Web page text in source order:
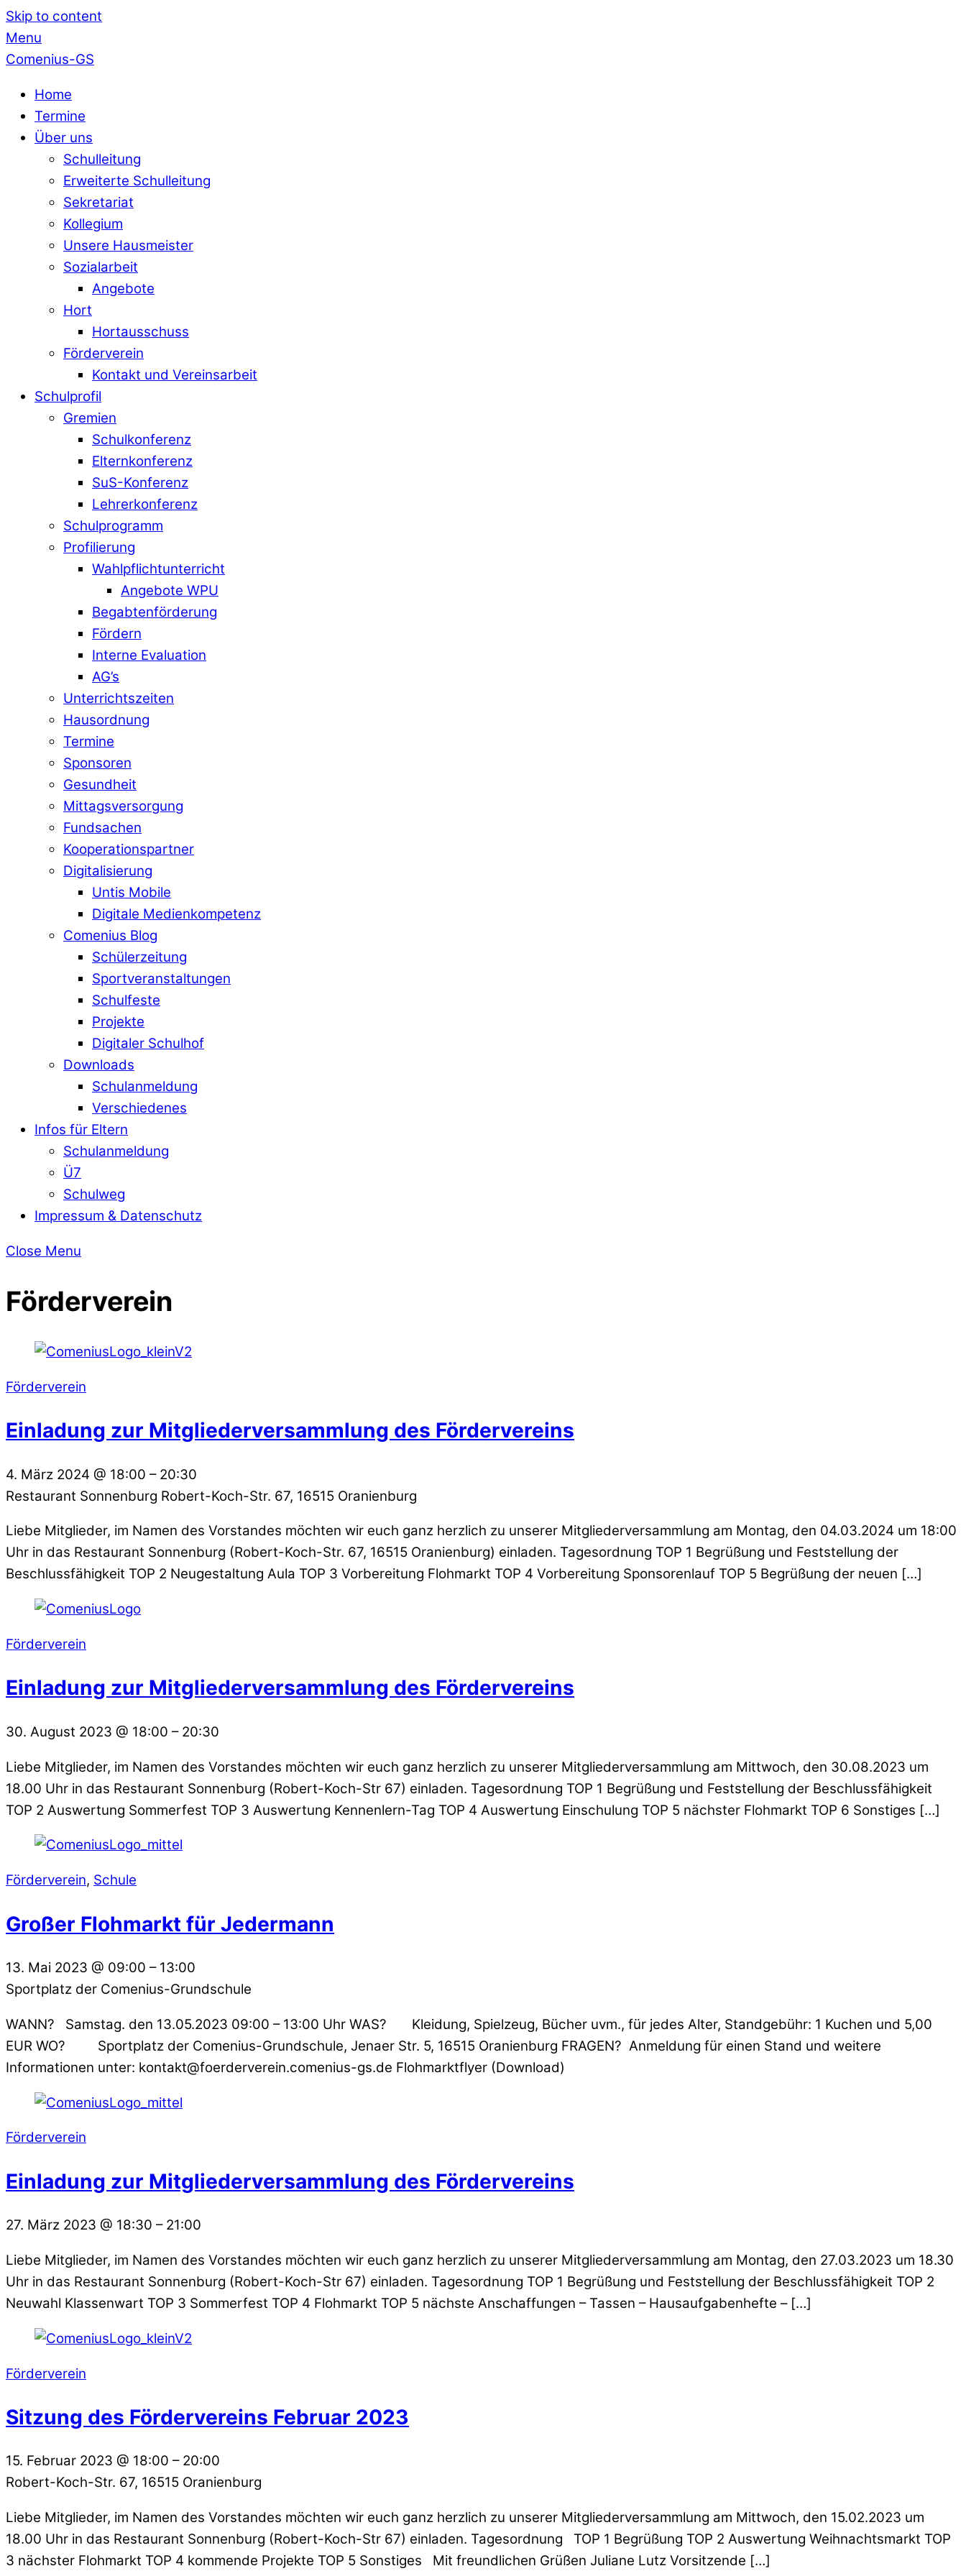
Skip to content
Menu
Comenius-GS
Home
Termine
Über uns
Schulleitung
Erweiterte Schulleitung
Sekretariat
Kollegium
Unsere Hausmeister
Sozialarbeit
Angebote
Hort
Hortausschuss
Förderverein
Kontakt und Vereinsarbeit
Schulprofil
Gremien
Schulkonferenz
Elternkonferenz
SuS-Konferenz
Lehrerkonferenz
Schulprogramm
Profilierung
Wahlpflichtunterricht
Angebote WPU
Begabtenförderung
Fördern
Interne Evaluation
AG’s
Unterrichtszeiten
Hausordnung
Termine
Sponsoren
Gesundheit
Mittagsversorgung
Fundsachen
Kooperationspartner
Digitalisierung
Untis Mobile
Digitale Medienkompetenz
Comenius Blog
Schülerzeitung
Sportveranstaltungen
Schulfeste
Projekte
Digitaler Schulhof
Downloads
Schulanmeldung
Verschiedenes
Infos für Eltern
Schulanmeldung
Ü7
Schulweg
Impressum & Datenschutz
Close Menu
Förderverein
Förderverein
Einladung zur Mitgliederversammlung des Fördervereins
4. März 2024 @ 18:00 – 20:30
Restaurant Sonnenburg Robert-Koch-Str. 67, 16515 Oranienburg
Liebe Mitglieder, im Namen des Vorstandes möchten wir euch ganz herzlich zu unserer Mitgliederversammlung am Montag, den 04.03.2024 um 18:00
Uhr in das Restaurant Sonnenburg (Robert-Koch-Str. 67, 16515 Oranienburg) einladen. Tagesordnung TOP 1 Begrüßung und Feststellung der
Beschlussfähigkeit TOP 2 Neugestaltung Aula TOP 3 Vorbereitung Flohmarkt TOP 4 Vorbereitung Sponsorenlauf TOP 5 Begrüßung der neuen […]
Förderverein
Einladung zur Mitgliederversammlung des Fördervereins
30. August 2023 @ 18:00 – 20:30
Liebe Mitglieder, im Namen des Vorstandes möchten wir euch ganz herzlich zu unserer Mitgliederversammlung am Mittwoch, den 30.08.2023 um
18.00 Uhr in das Restaurant Sonnenburg (Robert-Koch-Str 67) einladen. Tagesordnung TOP 1 Begrüßung und Feststellung der Beschlussfähigkeit
TOP 2 Auswertung Sommerfest TOP 3 Auswertung Kennenlern-Tag TOP 4 Auswertung Einschulung TOP 5 nächster Flohmarkt TOP 6 Sonstiges […]
Förderverein, Schule
Großer Flohmarkt für Jedermann
13. Mai 2023 @ 09:00 – 13:00
Sportplatz der Comenius-Grundschule
WANN? Samstag. den 13.05.2023 09:00 – 13:00 Uhr WAS? Kleidung, Spielzeug, Bücher uvm., für jedes Alter, Standgebühr: 1 Kuchen und 5,00
EUR WO? Sportplatz der Comenius-Grundschule, Jenaer Str. 5, 16515 Oranienburg FRAGEN? Anmeldung für einen Stand und weitere
Informationen unter: kontakt@foerderverein.comenius-gs.de Flohmarktflyer (Download)
Förderverein
Einladung zur Mitgliederversammlung des Fördervereins
27. März 2023 @ 18:30 – 21:00
Liebe Mitglieder, im Namen des Vorstandes möchten wir euch ganz herzlich zu unserer Mitgliederversammlung am Montag, den 27.03.2023 um 18.30
Uhr in das Restaurant Sonnenburg (Robert-Koch-Str 67) einladen. Tagesordnung TOP 1 Begrüßung und Feststellung der Beschlussfähigkeit TOP 2
Neuwahl Klassenwart TOP 3 Sommerfest TOP 4 Flohmarkt TOP 5 nächste Anschaffungen – Tassen – Hausaufgabenhefte – […]
Förderverein
Sitzung des Fördervereins Februar 2023
15. Februar 2023 @ 18:00 – 20:00
Robert-Koch-Str. 67, 16515 Oranienburg
Liebe Mitglieder, im Namen des Vorstandes möchten wir euch ganz herzlich zu unserer Mitgliederversammlung am Mittwoch, den 15.02.2023 um
18.00 Uhr in das Restaurant Sonnenburg (Robert-Koch-Str 67) einladen. Tagesordnung TOP 1 Begrüßung TOP 2 Auswertung Weihnachtsmarkt TOP
3 nächster Flohmarkt TOP 4 kommende Projekte TOP 5 Sonstiges Mit freundlichen Grüßen Juliane Lutz Vorsitzende […]